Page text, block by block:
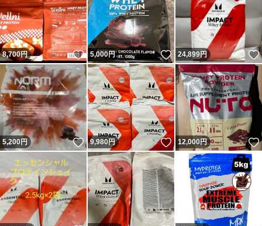
8,700円 いいね！
5,000円 いいね！
24,899円
5,200円 いいね！
9,980円 いいね！
12,000円